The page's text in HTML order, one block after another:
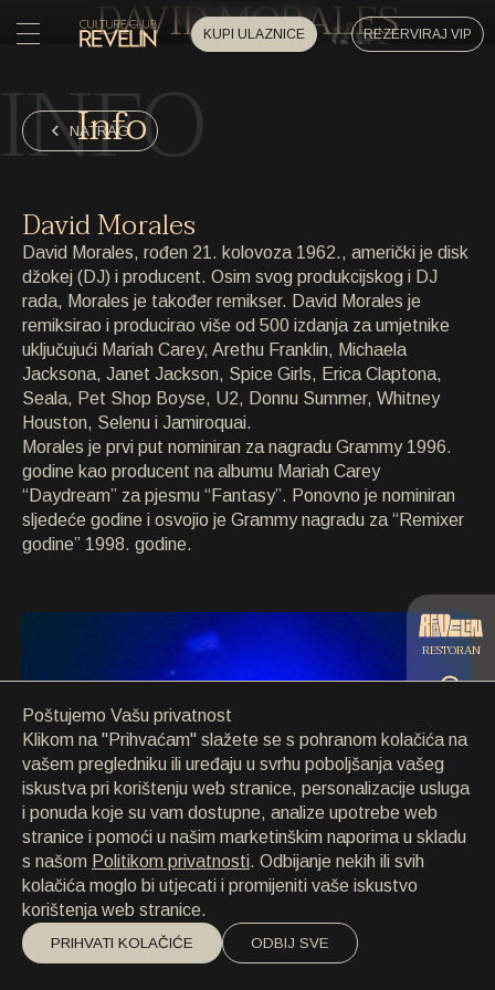
KUPI ULAZNICE REZERVIRAJ VIP
POČETNA
POČETNA
PRIVATNI DOGAĐAJI
PRIVATNI DOGAĐAJI
UMJETNICI
UMJETNICI
ARHIVA
ARHIVA
O NAMA
O NAMA
KONTAKT
KONTAKT
EN/HR
DAVID MORALES
NATRAG
INFO
Info
David Morales
David Morales, rođen 21. kolovoza 1962., američki je disk
džokej (DJ) i producent. Osim svog produkcijskog i DJ
rada, Morales je također remikser. David Morales je
remiksirao i producirao više od 500 izdanja za umjetnike
uključujući Mariah Carey, Arethu Franklin, Michaela
Jacksona, Janet Jackson, Spice Girls, Erica Claptona,
Seala, Pet Shop Boyse, U2, Donnu Summer, Whitney
Houston, Selenu i Jamiroquai.
Morales je prvi put nominiran za nagradu Grammy 1996.
godine kao producent na albumu Mariah Carey
“Daydream” za pjesmu “Fantasy”. Ponovno je nominiran
sljedeće godine i osvojio je Grammy nagradu za “Remixer
godine” 1998. godine.
RESTORAN
CATERING
PLAŽA
Poštujemo Vašu privatnost
Klikom na "Prihvaćam" slažete se s pohranom kolačića na
vašem pregledniku ili uređaju u svrhu poboljšanja vašeg
iskustva pri korištenju web stranice, personalizacije usluga
i ponuda koje su vam dostupne, analize upotrebe web
stranice i pomoći u našim marketinškim naporima u skladu
s našom Politikom privatnosti. Odbijanje nekih ili svih
kolačića moglo bi utjecati i promijeniti vaše iskustvo
korištenja web stranice.
PRIHVATI KOLAČIĆE ODBIJ SVE